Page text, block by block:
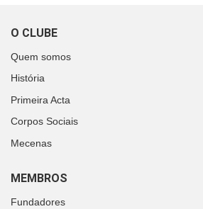
O CLUBE
Quem somos
História
Primeira Acta
Corpos Sociais
Mecenas
MEMBROS
Fundadores